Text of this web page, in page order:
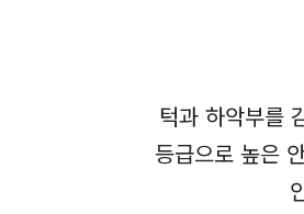
턱과 하악부를
등급으로 높은